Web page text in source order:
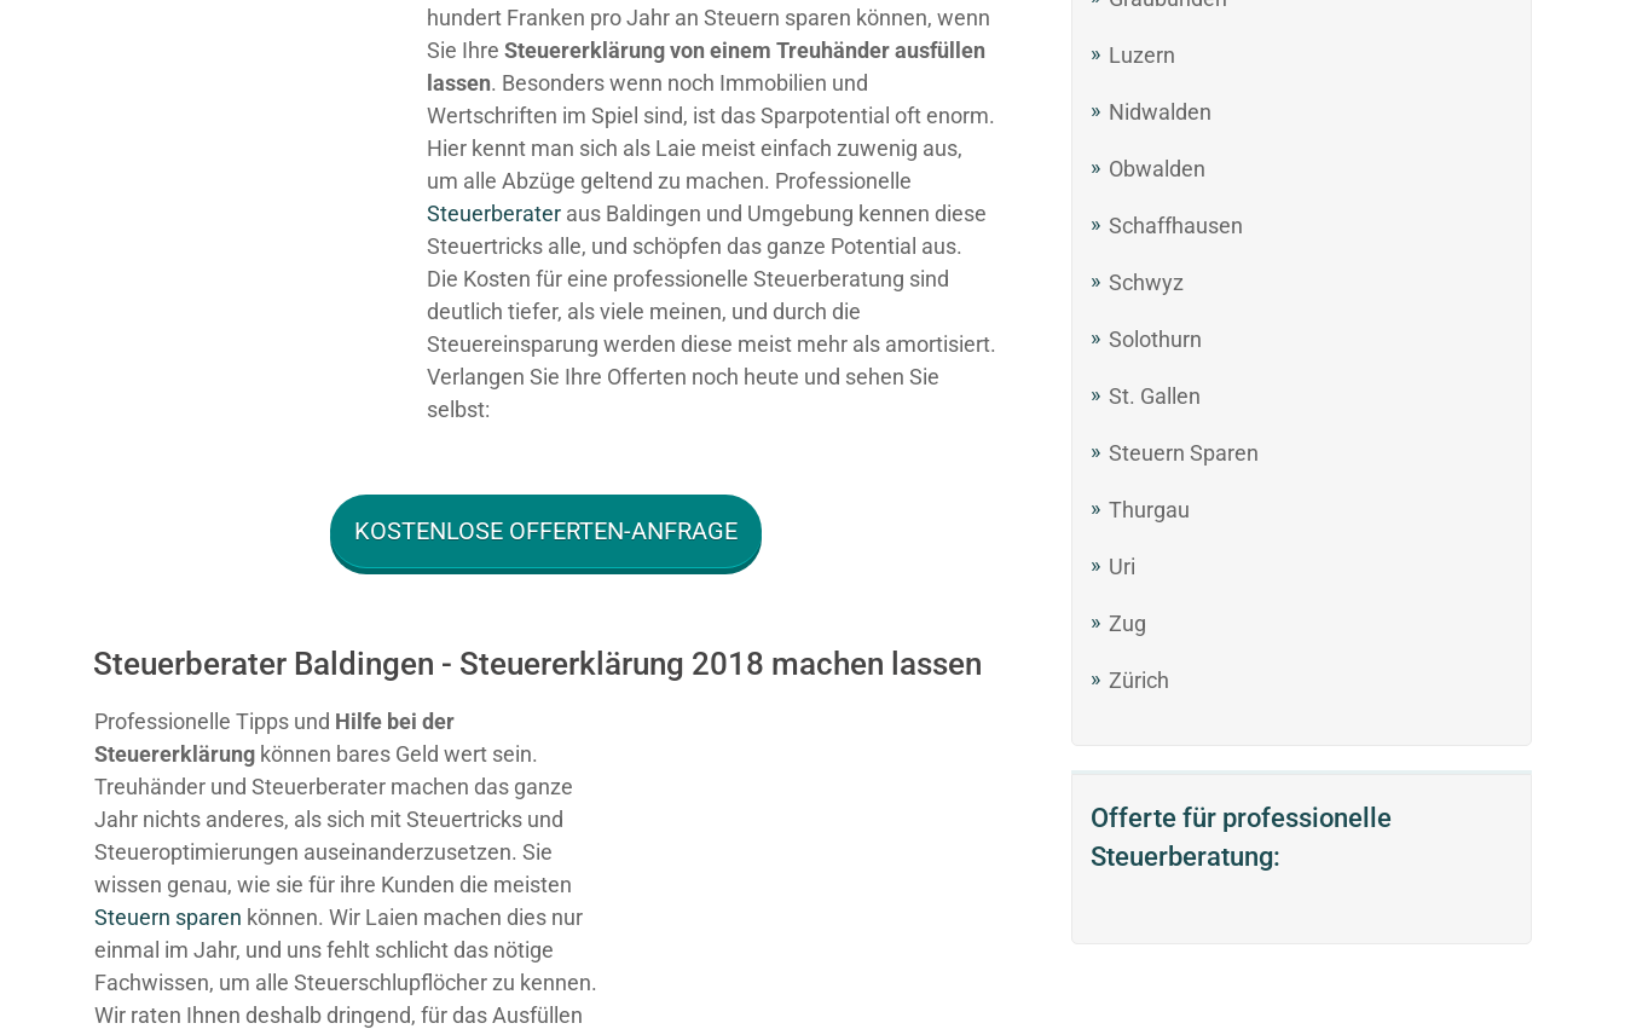
Luzern
Nidwalden
Obwalden
Schaffhausen
Schwyz
Solothurn
St. Gallen
Steuern Sparen
Thurgau
Uri
Zug
Zürich
Offerte für professionelle
Steuerberatung:
hundert Franken pro Jahr an Steuern sparen können, wenn
Sie Ihre Steuererklärung von einem Treuhänder ausfüllen
lassen. Besonders wenn noch Immobilien und
Wertschriften im Spiel sind, ist das Sparpotential oft enorm.
Hier kennt man sich als Laie meist einfach zuwenig aus,
um alle Abzüge geltend zu machen. Professionelle
Steuerberater aus Baldingen und Umgebung kennen diese
Steuertricks alle, und schöpfen das ganze Potential aus.
Die Kosten für eine professionelle Steuerberatung sind
deutlich tiefer, als viele meinen, und durch die
Steuereinsparung werden diese meist mehr als amortisiert.
Verlangen Sie Ihre Offerten noch heute und sehen Sie
selbst:
KOSTENLOSE OFFERTEN-ANFRAGE
Steuerberater Baldingen - Steuererklärung 2018 machen lassen
Professionelle Tipps und Hilfe bei der
Steuererklärung können bares Geld wert sein.
Treuhänder und Steuerberater machen das ganze
Jahr nichts anderes, als sich mit Steuertricks und
Steueroptimierungen auseinanderzusetzen. Sie
wissen genau, wie sie für ihre Kunden die meisten
Steuern sparen können. Wir Laien machen dies nur
einmal im Jahr, und uns fehlt schlicht das nötige
Fachwissen, um alle Steuerschlupflöcher zu kennen.
Wir raten Ihnen deshalb dringend, für das Ausfüllen